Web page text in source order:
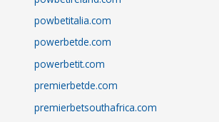
powbetitalia.com
powerbetde.com
powerbetit.com
premierbetde.com
premierbetsouthafrica.com